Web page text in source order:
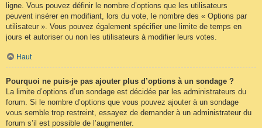
ligne. Vous pouvez définir le nombre d’options que les utilisateurs
peuvent insérer en modifiant, lors du vote, le nombre des « Options par
utilisateur ». Vous pouvez également spécifier une limite de temps en
jours et autoriser ou non les utilisateurs à modifier leurs votes.
Haut
Pourquoi ne puis-je pas ajouter plus d’options à un sondage ?
La limite d’options d’un sondage est décidée par les administrateurs du
forum. Si le nombre d’options que vous pouvez ajouter à un sondage
vous semble trop restreint, essayez de demander à un administrateur du
forum s’il est possible de l’augmenter.